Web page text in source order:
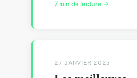
7 min de lecture →
27 JANVIER 2025